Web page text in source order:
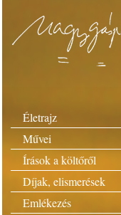
Életrajz
Művei
Írások a költőről
Díjak, elismerések
Emlékezés